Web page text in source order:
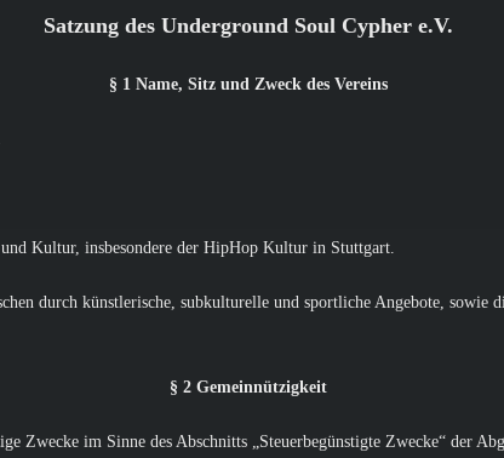
Satzung des Underground Soul Cypher e.V.
§ 1 Name, Sitz und Zweck des Vereins
Kultur, insbesondere der HipHop Kultur in Stuttgart.
durch künstlerische, subkulturelle und sportliche Angebote, sowie
§ 2 Gemeinnützigkeit
Zwecke im Sinne des Abschnitts „Steuerbegünstigte Zwecke“ der